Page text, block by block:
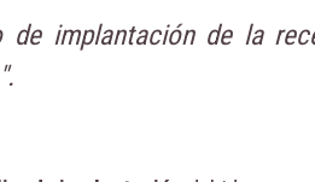
de implantación de la